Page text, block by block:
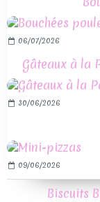
06/07/2026
Gâteaux à la
30/06/2026
09/06/2026
Biscuits